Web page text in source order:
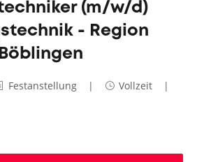
(m/w/d)
- Region
Böblingen
Festanstellung
Vollzeit